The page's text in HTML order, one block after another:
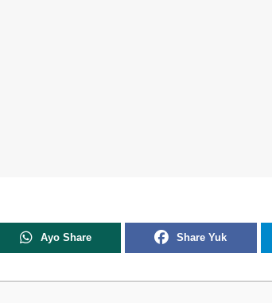
Ayo Share Share Yuk